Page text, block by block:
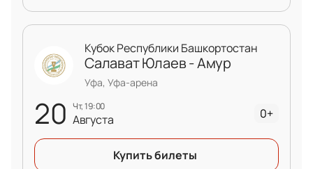
20 чт, 19:00
Августа
Кубок Республики Башкортостан
Салават Юлаев - Амур
Уфа, Уфа-арена
0+
Купить билеты